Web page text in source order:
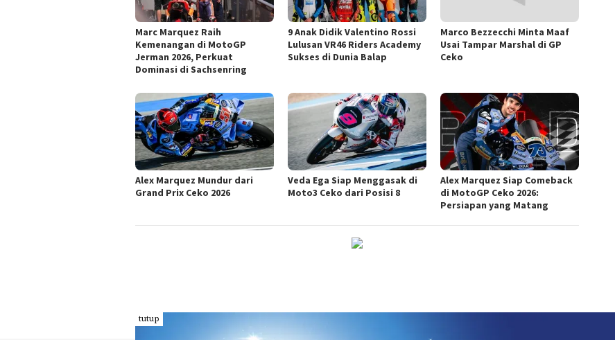
Marc Marquez Raih
Kemenangan di MotoGP
Jerman 2026, Perkuat
Dominasi di Sachsenring
9 Anak Didik Valentino Rossi
Lulusan VR46 Riders Academy
Sukses di Dunia Balap
Marco Bezzecchi Minta Maaf
Usai Tampar Marshal di GP
Ceko
Alex Marquez Mundur dari
Grand Prix Ceko 2026
Veda Ega Siap Menggasak di
Moto3 Ceko dari Posisi 8
Alex Marquez Siap Comeback
di MotoGP Ceko 2026:
Persiapan yang Matang
tutup